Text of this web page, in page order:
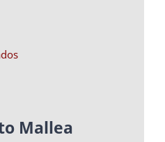
Mallea